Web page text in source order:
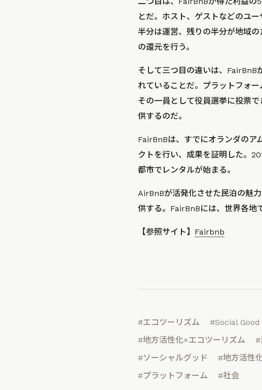
とだ。ホスト、ゲストなどのユ
半分は運営、残りの半分が地域
の還元を行う。
そして三つ目の違いは、FairBnB
れていることだ。プラットフォ
その一員として役員選挙に投票
供するのだ。
FairBnBは、すでにオランダのア
クトを行い、成果を証明した。
都市でレンタルが始まる。
AirBnBが活発化させた民泊の魅
供する。FairBnBには、世界各地
【参照サイト】 Fairbnb
#エコツーリズム #Social Good
#地方活性化×エコツーリズム
#
#ソーシャルグッド
#地方活性
#プラットフォーム
#社会